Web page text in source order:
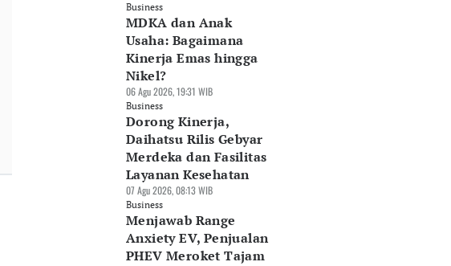
Business
MDKA dan Anak
Usaha: Bagaimana
Kinerja Emas hingga
Nikel?
06 Agu 2026, 19:31 WIB
Business
Dorong Kinerja,
Daihatsu Rilis Gebyar
Merdeka dan Fasilitas
Layanan Kesehatan
07 Agu 2026, 08:13 WIB
Business
Menjawab Range
Anxiety EV, Penjualan
PHEV Meroket Tajam